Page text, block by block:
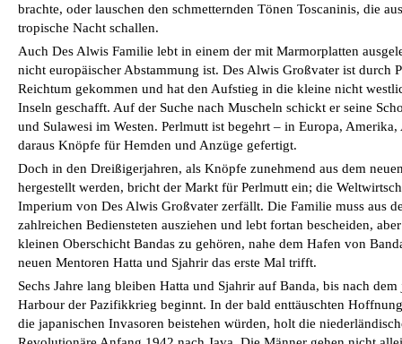
brachte, oder lauschen den schmetternden Tönen Toscaninis, die
tropische Nacht schallen.
Auch Des Alwis Familie lebt in einem der mit Marmorplatten
nicht europäischer Abstammung ist. Des Alwis Großvater ist durch
Reichtum gekommen und hat den Aufstieg in die kleine nicht
Inseln geschafft. Auf der Suche nach Muscheln schickt er seine
und Sulawesi im Westen. Perlmutt ist begehrt – in Europa,
daraus Knöpfe für Hemden und Anzüge gefertigt.
Doch in den Dreißigerjahren, als Knöpfe zunehmend aus dem
hergestellt werden, bricht der Markt für Perlmutt ein; die
Imperium von Des Alwis Großvater zerfällt. Die Familie muss aus
zahlreichen Bediensteten ausziehen und lebt fortan bescheiden,
kleinen Oberschicht Bandas zu gehören, nahe dem Hafen von
neuen Mentoren Hatta und Sjahrir das erste Mal trifft.
Sechs Jahre lang bleiben Hatta und Sjahrir auf Banda, bis nach
Harbour der Pazifikkrieg beginnt. In der bald enttäuschten
die japanischen Invasoren beistehen würden, holt die